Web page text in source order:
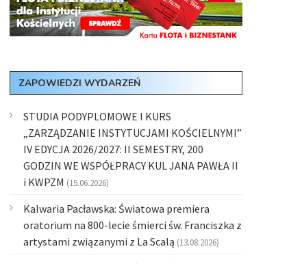
ZAPOWIEDZI WYDARZEŃ
STUDIA PODYPLOMOWE I KURS
„ZARZĄDZANIE INSTYTUCJAMI KOŚCIELNYMI”
IV EDYCJA 2026/2027: II SEMESTRY, 200
GODZIN WE WSPÓŁPRACY KUL JANA PAWŁA II
i KWPZM (15.06.2026)
Kalwaria Pacławska: Światowa premiera
oratorium na 800-lecie śmierci św. Franciszka z
artystami związanymi z La Scalą (13.08.2026)